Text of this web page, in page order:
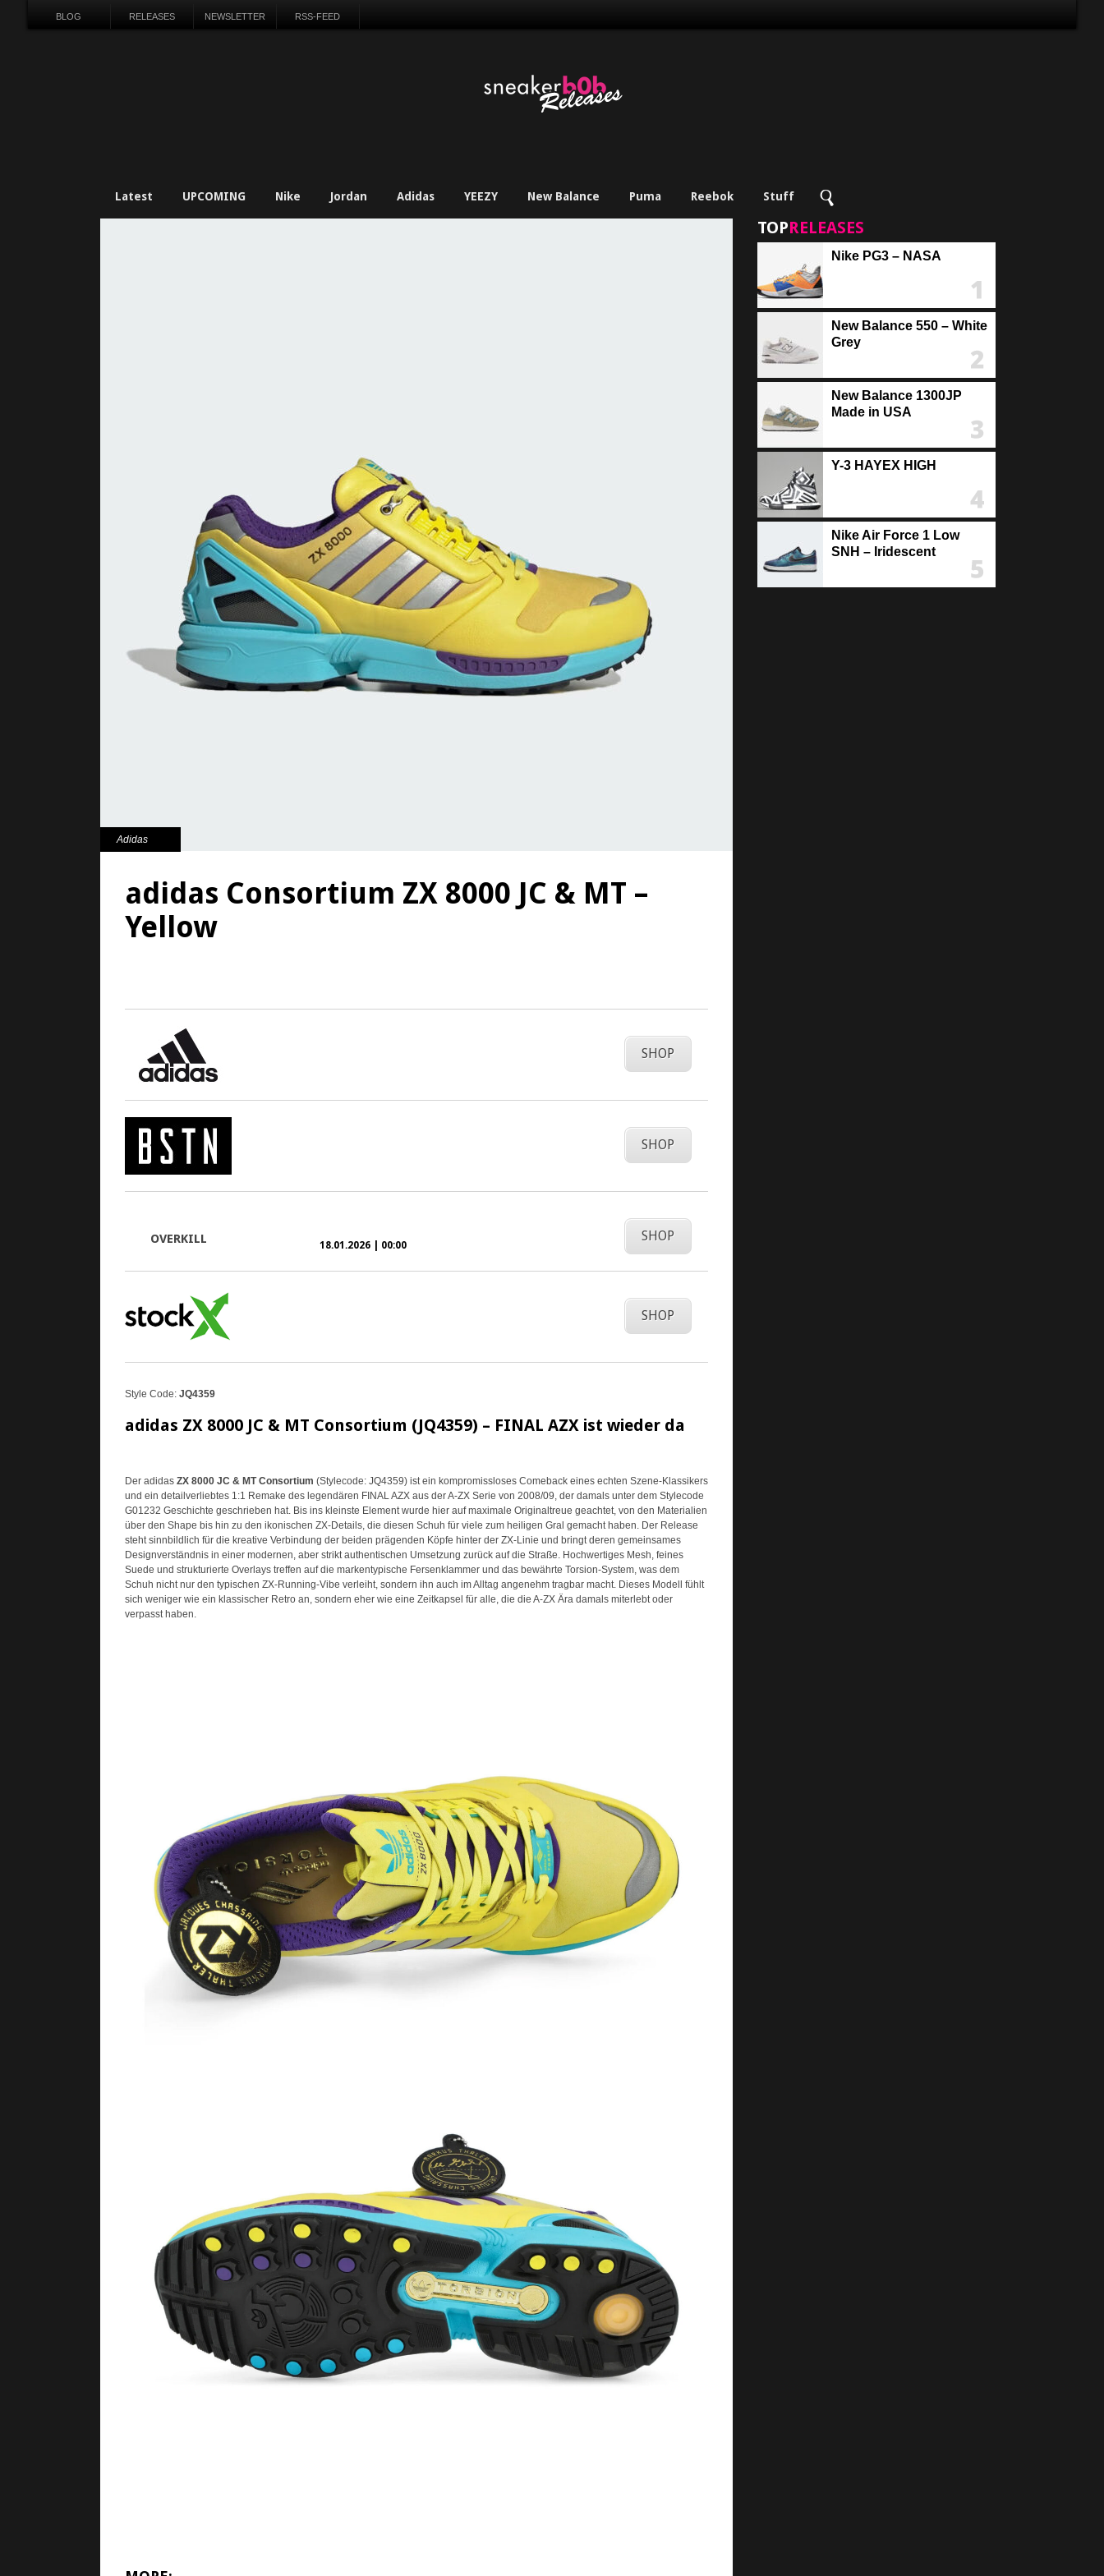
BLOG RELEASES NEWSLETTER RSS-FEED
Latest UPCOMING Nike Jordan Adidas YEEZY New Balance Puma Reebok Stuff
Adidas
adidas Consortium ZX 8000 JC & MT –
Yellow
SHOP
SHOP
OVERKILL 18.01.2026 | 00:00
SHOP
SHOP
Style Code: JQ4359
adidas ZX 8000 JC & MT Consortium (JQ4359) – FINAL AZX ist wieder da
Der adidas ZX 8000 JC & MT Consortium (Stylecode: JQ4359) ist ein kompromissloses Comeback eines echten Szene-Klassikers
und ein detailverliebtes 1:1 Remake des legendären FINAL AZX aus der A-ZX Serie von 2008/09, der damals unter dem Stylecode
G01232 Geschichte geschrieben hat. Bis ins kleinste Element wurde hier auf maximale Originaltreue geachtet, von den Materialien
über den Shape bis hin zu den ikonischen ZX-Details, die diesen Schuh für viele zum heiligen Gral gemacht haben. Der Release
steht sinnbildlich für die kreative Verbindung der beiden prägenden Köpfe hinter der ZX-Linie und bringt deren gemeinsames
Designverständnis in einer modernen, aber strikt authentischen Umsetzung zurück auf die Straße. Hochwertiges Mesh, feines
Suede und strukturierte Overlays treffen auf die markentypische Fersenklammer und das bewährte Torsion-System, was dem
Schuh nicht nur den typischen ZX-Running-Vibe verleiht, sondern ihn auch im Alltag angenehm tragbar macht. Dieses Modell fühlt
sich weniger wie ein klassischer Retro an, sondern eher wie eine Zeitkapsel für alle, die die A-ZX Ära damals miterlebt oder
verpasst haben.
TOPRELEASES
Nike PG3 – NASA
New Balance 550 – White
Grey
New Balance 1300JP
Made in USA
Y-3 HAYEX HIGH
Nike Air Force 1 Low
SNH – Iridescent